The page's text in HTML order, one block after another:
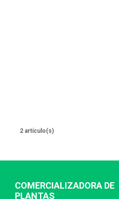
2 artículo(s)
COMERCIALIZADORA DE
PLANTAS